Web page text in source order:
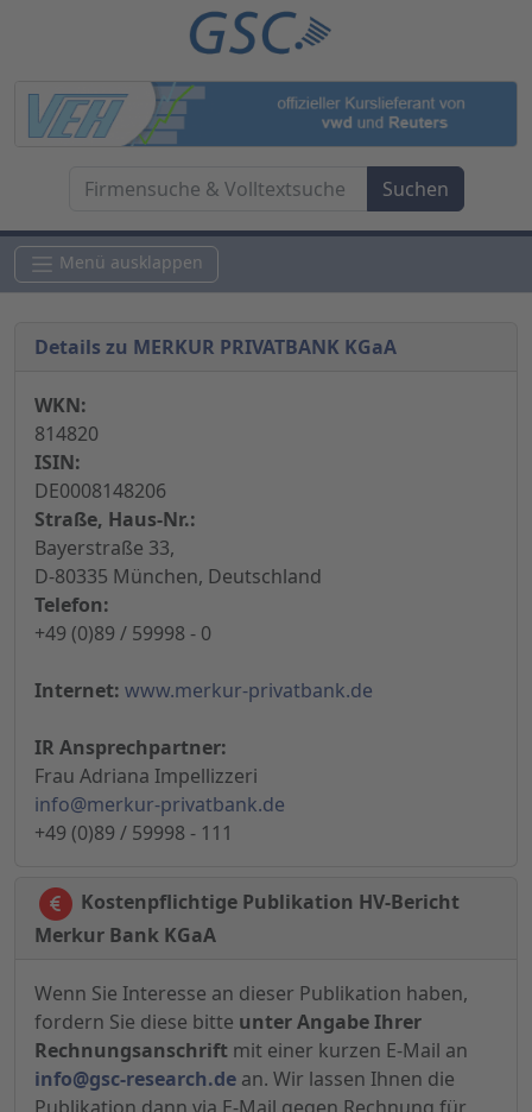
Menü ausklappen
Details zu MERKUR PRIVATBANK KGaA
WKN:
814820
ISIN:
DE0008148206
Straße, Haus-Nr.:
Bayerstraße 33,
D-80335 München, Deutschland
Telefon:
+49 (0)89 / 59998 - 0
Internet: www.merkur-privatbank.de
IR Ansprechpartner:
Frau Adriana Impellizzeri
info@merkur-privatbank.de
+49 (0)89 / 59998 - 111
Kostenpflichtige Publikation HV-Bericht
Merkur Bank KGaA
Wenn Sie Interesse an dieser Publikation haben,
fordern Sie diese bitte unter Angabe Ihrer
Rechnungsanschrift mit einer kurzen E-Mail an
info@gsc-research.de an. Wir lassen Ihnen die